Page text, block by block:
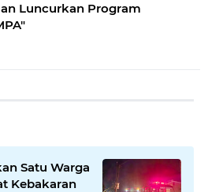
Luncurkan Program
Satu Warga
Kebakaran